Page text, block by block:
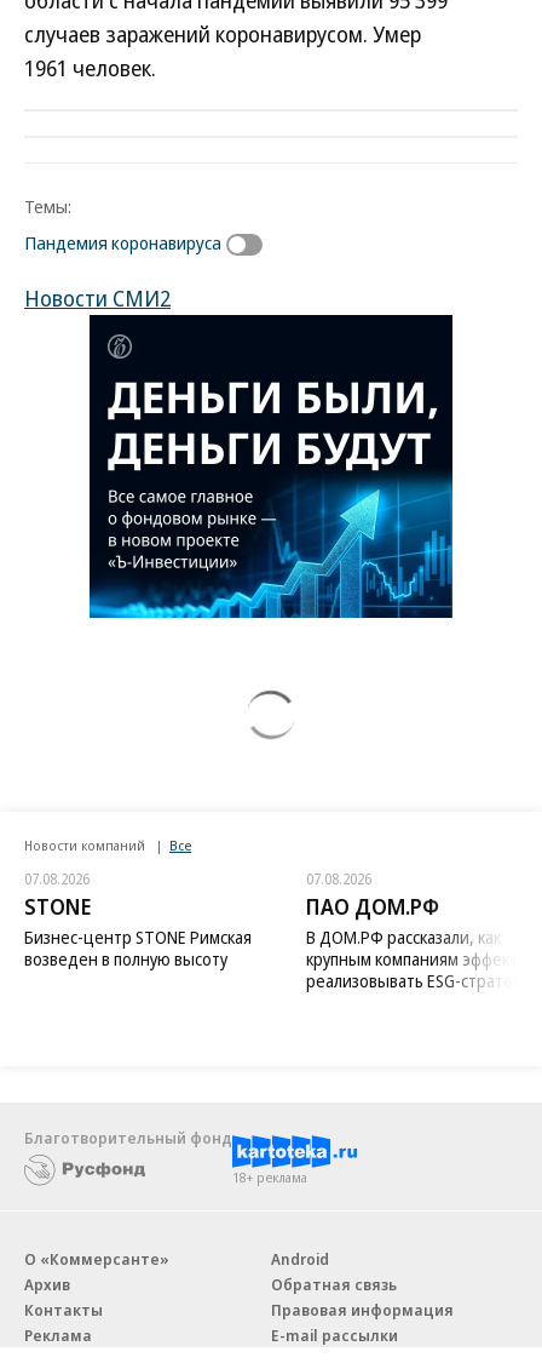
случаев заражений коронавирусом. Умер
1961 человек.
Темы:
Пандемия коронавируса
Новости СМИ2
Новости компаний Все
07.08.2026
STONE
Бизнес-центр STONE Римская
возведен в полную высоту
07.08.2026
ПАО ДОМ.РФ
В ДОМ.РФ рассказали, как
крупным компаниям
реализовывать ESG-стратегию
Благотворительный фонд
18+ реклама
О «Коммерсанте»
Архив
Контакты
Реклама
Android
Обратная связь
Правовая информация
E-mail рассылки